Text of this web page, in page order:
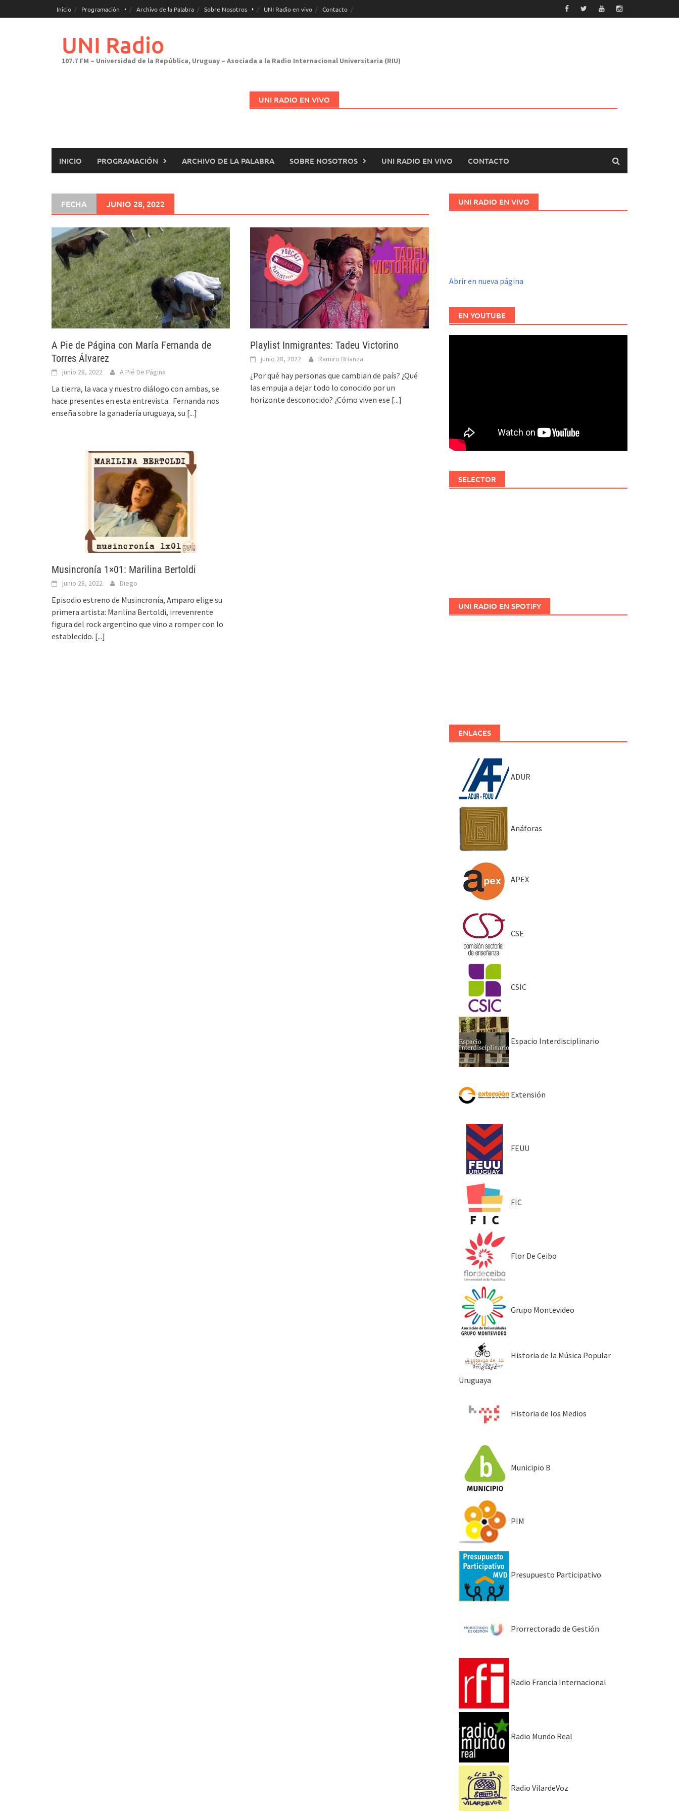
al
Inicio Programación Archivo de la Palabra Sobre Nosotros UNI Radio en vivo Contacto
UNI Radio
107.7 FM – Universidad de la República, Uruguay – Asociada a la Radio Internacional Universitaria (RIU)
UNI RADIO EN VIVO
INICIO PROGRAMACIÓN ARCHIVO DE LA PALABRA SOBRE NOSOTROS UNI RADIO EN VIVO CONTACTO
FECHA JUNIO 28, 2022
A Pie de Página con María Fernanda de
Torres Álvarez
junio 28, 2022 A Pié De Página
La tierra, la vaca y nuestro diálogo con ambas, se
hace presentes en esta entrevista. Fernanda nos
enseña sobre la ganadería uruguaya, su [...]
Playlist Inmigrantes: Tadeu Victorino
junio 28, 2022 Ramiro Brianza
¿Por qué hay personas que cambian de país? ¿Qué
las empuja a dejar todo lo conocido por un
horizonte desconocido? ¿Cómo viven ese [...]
Musincronía 1×01: Marilina Bertoldi
junio 28, 2022 Diego
Episodio estreno de Musincronía, Amparo elige su
primera artista: Marilina Bertoldi, irrevenrente
figura del rock argentino que vino a romper con lo
establecido. [...]
UNI RADIO EN VIVO
Abrir en nueva página
EN YOUTUBE
SELECTOR
UNI RADIO EN SPOTIFY
ENLACES
ADUR
Anáforas
APEX
CSE
CSIC
Espacio Interdisciplinario
Extensión
FEUU
FIC
Flor De Ceibo
Grupo Montevideo
Historia de la Música Popular
Uruguaya
Historia de los Medios
Municipio B
PIM
Presupuesto Participativo
Prorrectorado de Gestión
Radio Francia Internacional
Radio Mundo Real
Radio VilardeVoz